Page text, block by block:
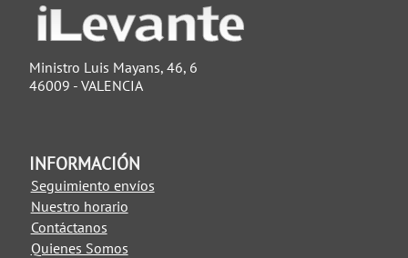
Ministro Luis Mayans, 46, 6
46009 - VALENCIA
INFORMACIÓN
Seguimiento envíos
Nuestro horario
Contáctanos
Quienes Somos